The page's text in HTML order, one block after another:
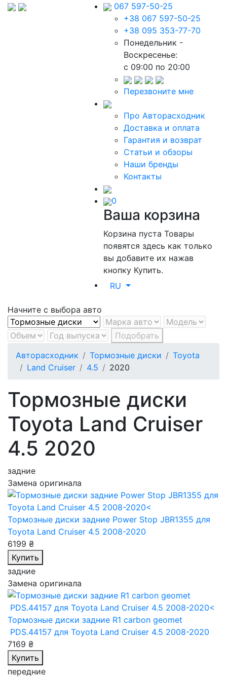
067 597-50-25
+38 067 597-50-25
+38 095 353-77-70
Понедельник -
Воскресенье:
c 09:00 по 20:00
Перезвоните мне
Про Авторасходник
Доставка и оплата
Гарантия и возврат
Статьи и обзоры
Наши бренды
Контакты
0
Ваша корзина
Корзина пустаТовары
появятся здесь как только
вы добавите их нажав
кнопку Купить.
RU
Начните с выбора авто
Подобрать
Авторасходник
Тормозные диски
Toyota
Land Cruiser
4.5 2020
Тормозные диски
Toyota Land Cruiser
4.5 2020
задние
Замена оригинала
Тормозные диски задние Power Stop JBR1355 для
Toyota Land Cruiser 4.5 2008-2020
6199 ₴
Купить
задние
Замена оригинала
Тормозные диски задние R1 carbon geomet
PDS.44157 для Toyota Land Cruiser 4.5 2008-2020
7169 ₴
Купить
передние